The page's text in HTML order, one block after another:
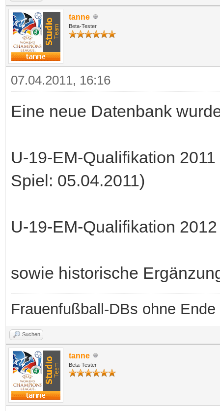
tanne
Beta-Tester
07.04.2011, 16:16
Eine neue Datenbank
U-19-EM-Qualifikation
Spiel: 05.04.2011)
U-19-EM-Qualifikation
sowie historische
Frauenfußball-DBs ohne Ende
Suchen
tanne
Beta-Tester